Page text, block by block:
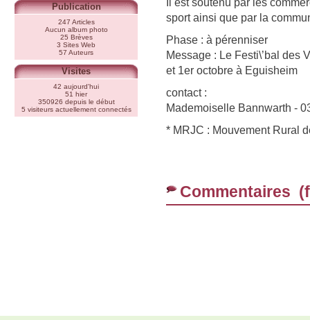
sport ainsi que par la
Phase : à pérenniser
Message : Le Festi\’bal des
et 1er octobre à Eguisheim
contact :
Mademoiselle Bannwarth -
* MRJC : Mouvement Rural
Commentaires
Publication
247 Articles
Aucun album photo
25 Brèves
3 Sites Web
57 Auteurs
Visites
42 aujourd'hui
51 hier
350926 depuis le début
5 visiteurs actuellement connectés